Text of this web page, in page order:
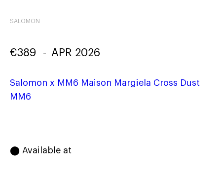
SALOMON
€389 - APR 2026
Salomon x MM6 Maison Margiela Cross Dust
MM6
⬤ Available at